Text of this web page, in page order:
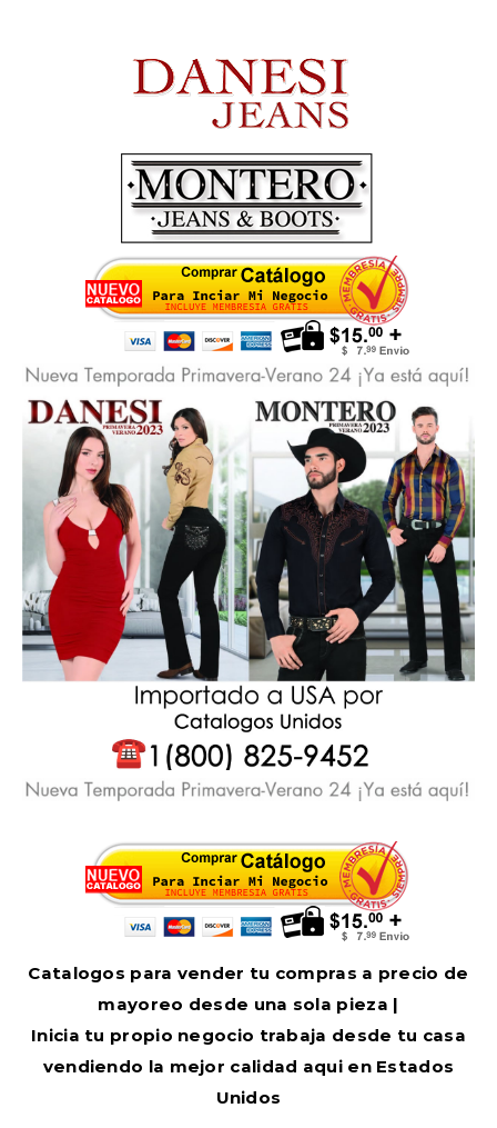
Catalogos para vender tu compras a precio de
mayoreo desde una sola pieza |
Inicia tu propio negocio trabaja desde tu casa
vendiendo la mejor calidad aqui en Estados
Unidos